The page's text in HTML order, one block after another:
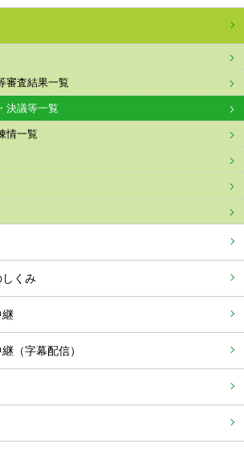
審査結果一覧
決議等一覧
情一覧
くみ
継
（字幕配信）